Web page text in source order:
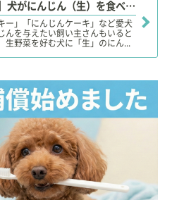
【獣医師監修】犬がにんじん（生）を食べても大丈夫？加熱が必要？適量は？「ネギ類」や下痢に要注意！
ー」「にんじんケーキ」など愛犬
んを与えたい飼い主さんもいると
生野菜を好む犬に「生」のにん...